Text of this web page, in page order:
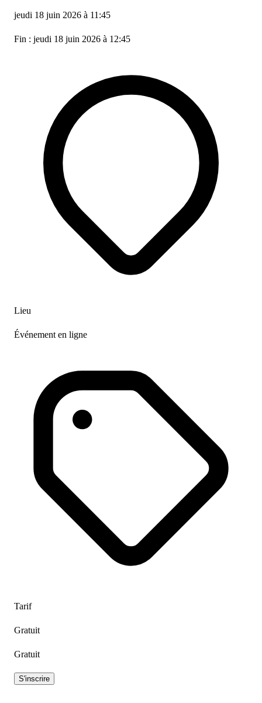
jeudi 18 juin 2026 à 11:45
Fin : jeudi 18 juin 2026 à 12:45
Lieu
Événement en ligne
Tarif
Gratuit
Gratuit
S'inscrire